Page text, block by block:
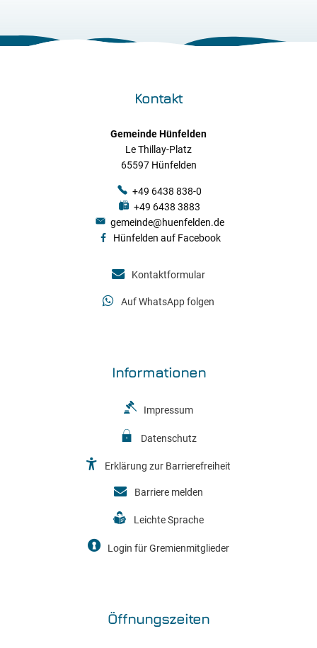
Kontakt
Gemeinde Hünfelden
Le Thillay-Platz
65597 Hünfelden
+49 6438 838-0
+49 6438 3883
gemeinde@huenfelden.de
Hünfelden auf Facebook
Kontaktformular
Auf WhatsApp folgen
Informationen
Impressum
Datenschutz
Erklärung zur Barrierefreiheit
Barriere melden
Leichte Sprache
Login für Gremienmitglieder
Öffnungszeiten